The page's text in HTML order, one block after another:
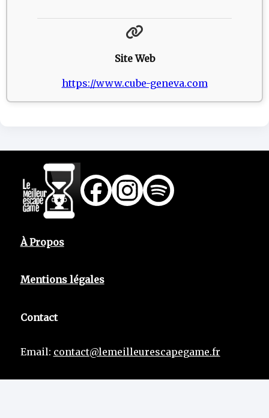
Site Web
https://www.cube-geneva.com
À Propos
Mentions légales
Contact
Email: contact@lemeilleurescapegame.fr